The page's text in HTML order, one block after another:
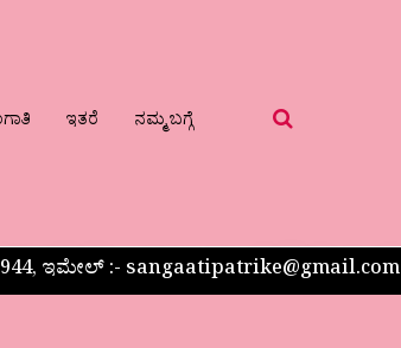
ಇತರೆ ನಮ್ಮ ಬಗ್ಗೆ
ಇಮೇಲ್ :- sangaatipatrike@gmail.com